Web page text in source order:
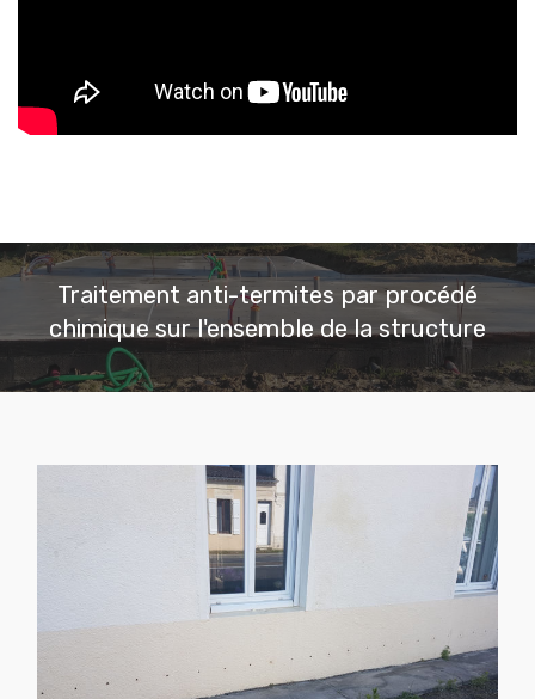
Traitement anti-termites par procédé
chimique sur l'ensemble de la structure